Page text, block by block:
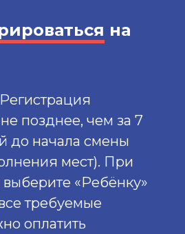
на
Регистрация
позднее, чем за 7
до начала смены
мест). При
«Ребёнку»
требуемые
оплатить